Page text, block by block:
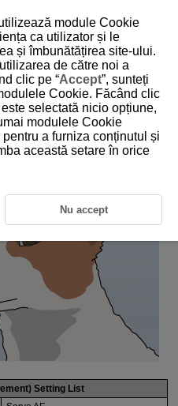
Obstructions and
and pets that do not move
Setting List
module Cookie
ca utilizator și le
și îmbunătățirea site-ului.
de către noi a
clic pe “Accept”, sunteți
Cookie. Făcând clic
selectată nicio opțiune,
modulele Cookie
a furniza conținutul și
această setare în orice
Nu accept